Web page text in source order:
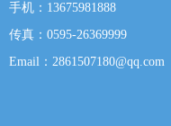
手机：13675981888
传真：0595-26369999
Email：2861507180@qq.com